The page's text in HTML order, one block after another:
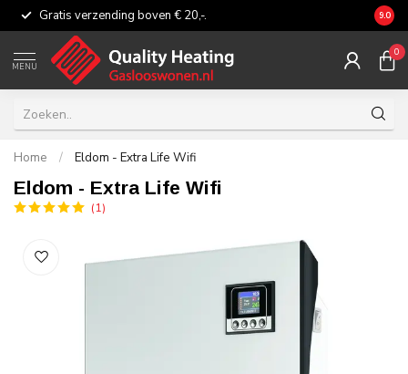
Gratis verzending boven € 20,-. 9.0
MENU
0
Home / Eldom - Extra Life Wifi
Eldom - Extra Life Wifi
(1)